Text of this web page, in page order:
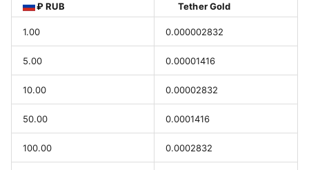
₽ RUB Tether Gold
1.00 0.000002832
5.00 0.00001416
10.00 0.00002832
50.00 0.0001416
100.00 0.0002832